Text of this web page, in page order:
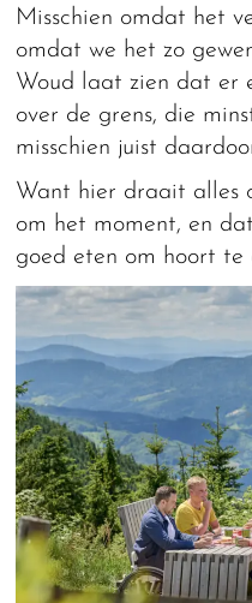
Misschien omdat het
omdat we het zo
Woud laat zien dat er
over de grens, die
misschien juist
Want hier draait alles
om het moment, en
goed eten om hoort te